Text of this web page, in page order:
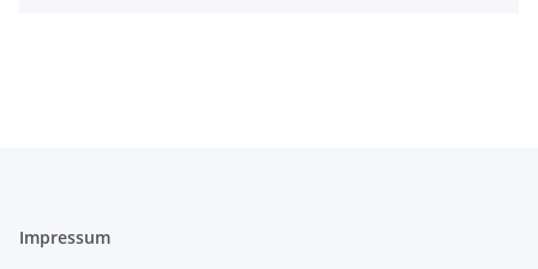
Impressum